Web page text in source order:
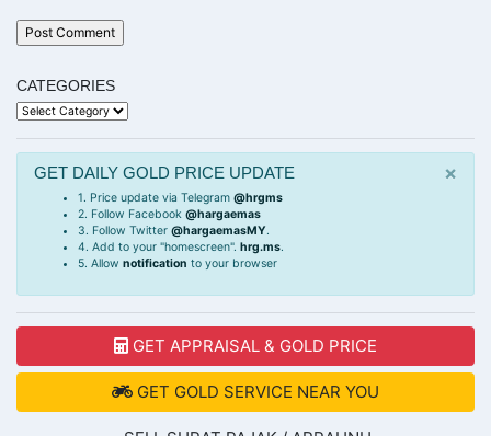
CATEGORIES
Categories
×
GET DAILY GOLD PRICE UPDATE
1. Price update via Telegram @hrgms
2. Follow Facebook @hargaemas
3. Follow Twitter @hargaemasMY.
4. Add to your "homescreen". hrg.ms.
5. Allow notification to your browser
GET APPRAISAL & GOLD PRICE
GET GOLD SERVICE NEAR YOU